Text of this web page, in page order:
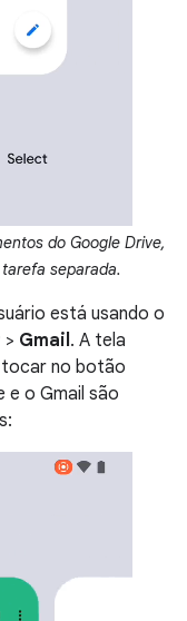
do Google Drive,
separada.
está usando o
> Gmail . A tela
tocar no botão
e o Gmail são